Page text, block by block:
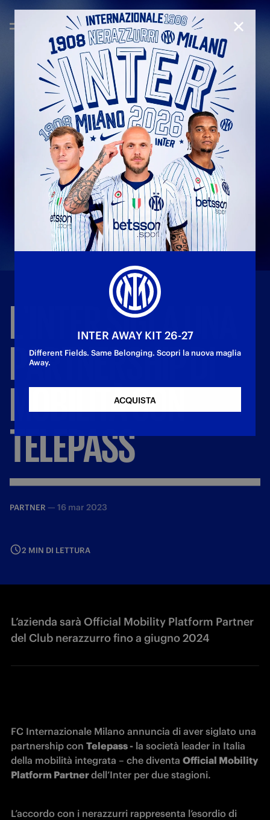
L'INTERSIGLAUNA
PARTNERSHIPDI
MOBILITÀCON
TELEPASS
PARTNER — 16 mar 2023
2 MIN DI LETTURA
L’azienda sarà Official Mobility Platform Partner
del Club nerazzurro fino a giugno 2024
FC Internazionale Milano annuncia di aver siglato una
partnership con Telepass - la società leader in Italia
della mobilità integrata – che diventa Official Mobility
Platform Partner dell’Inter per due stagioni.
L’accordo con i nerazzurri rappresenta l’esordio di
INTER AWAY KIT 26-27
Different Fields. Same Belonging. Scopri la nuova maglia
Away.
ACQUISTA